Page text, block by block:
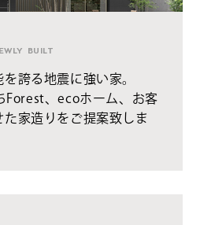
BUILT
誇る地震に強い家。
Forest、ecoホーム、お客
家造りをご提案致しま